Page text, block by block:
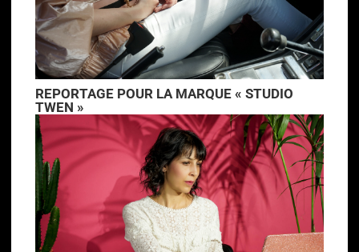
REPORTAGE POUR LA MARQUE « STUDIO
TWEN »